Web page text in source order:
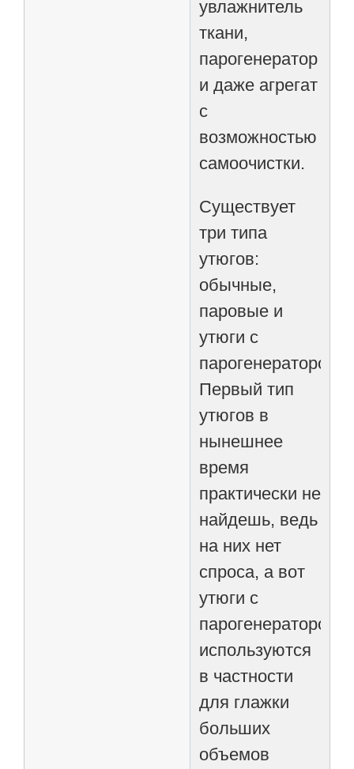
увлажнитель
ткани,
парогенератор
и даже агрегат
с
возможностью
самоочистки.
Существует
три типа
утюгов:
обычные,
паровые и
утюги с
парогенератором.
Первый тип
утюгов в
нынешнее
время
практически не
найдешь, ведь
на них нет
спроса, а вот
утюги с
парогенератором
используются
в частности
для глажки
больших
объемов